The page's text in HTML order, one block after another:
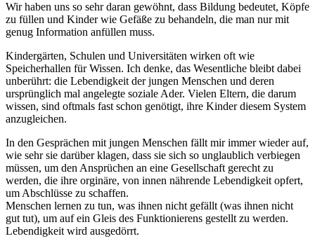
Wir haben uns so sehr daran gewöhnt, dass Bildung bedeutet, Köpfe
zu füllen und Kinder wie Gefäße zu behandeln, die man nur mit
genug Information anfüllen muss.
Kindergärten, Schulen und Universitäten wirken oft wie
Speicherhallen für Wissen. Ich denke, das Wesentliche bleibt dabei
unberührt: die Lebendigkeit der jungen Menschen und deren
ursprünglich mal angelegte soziale Ader. Vielen Eltern, die darum
wissen, sind oftmals fast schon genötigt, ihre Kinder diesem System
anzugleichen.
In den Gesprächen mit jungen Menschen fällt mir immer wieder auf,
wie sehr sie darüber klagen, dass sie sich so unglaublich verbiegen
müssen, um den Ansprüchen an eine Gesellschaft gerecht zu
werden, die ihre orginäre, von innen nährende Lebendigkeit opfert,
um Abschlüsse zu schaffen.
Menschen lernen zu tun, was ihnen nicht gefällt (was ihnen nicht
gut tut), um auf ein Gleis des Funktionierens gestellt zu werden.
Lebendigkeit wird ausgedörrt.